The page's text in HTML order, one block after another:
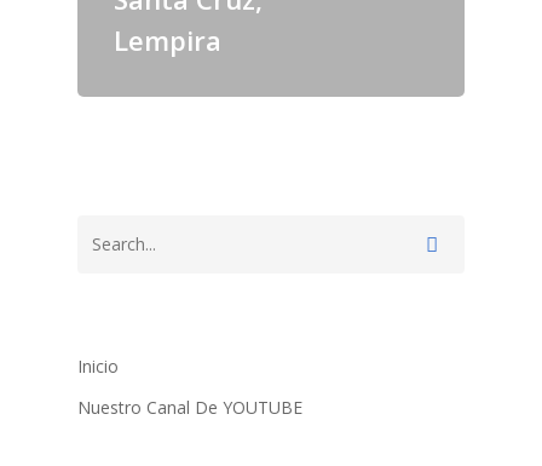
Lempira
Inicio
Nuestro Canal De YOUTUBE